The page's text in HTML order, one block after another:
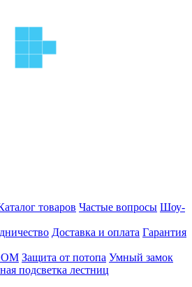
товаров Частые вопросы Шоу-
Доставка и оплата Гарантия
Защита от потопа Умный замок
подсветка лестниц